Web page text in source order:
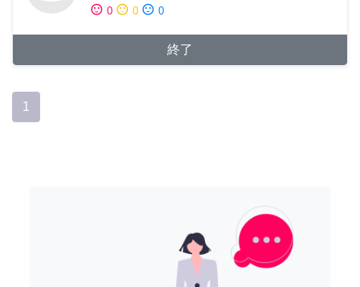
sentiment_satisfied 0 sentiment_neutral 0 sentiment_dissatisfied 0
終了
1